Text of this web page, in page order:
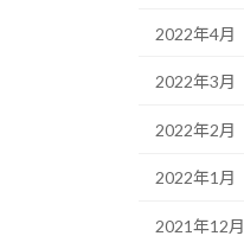
2022年4月
2022年3月
2022年2月
2022年1月
2021年12月